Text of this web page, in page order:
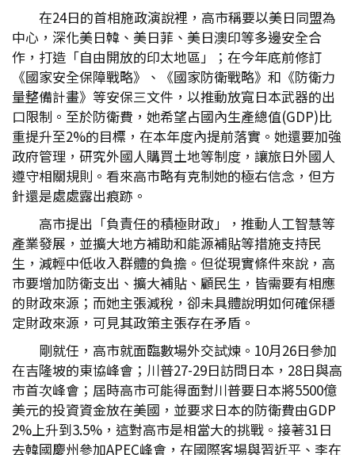
在24日的首相施政演說裡，高市稱要以美日同盟為
中心，深化美日韓、美日菲、美日澳印等多邊安全合
作，打造「自由開放的印太地區」；在今年底前修訂
《國家安全保障戰略》、《國家防衛戰略》和《防衛力
量整備計畫》等安保三文件，以推動放寬日本武器的出
口限制。至於防衛費，她希望占國內生產總值(GDP)比
重提升至2%的目標，在本年度內提前落實。她還要加強
政府管理，研究外國人購買土地等制度，讓旅日外國人
遵守相關規則。看來高市略有克制她的極右信念，但方
針還是處處露出痕跡。
高市提出「負責任的積極財政」，推動人工智慧等
產業發展，並擴大地方補助和能源補貼等措施支持民
生，減輕中低收入群體的負擔。但從現實條件來說，高
市要增加防衛支出、擴大補貼、顧民生，皆需要有相應
的財政來源；而她主張減稅，卻未具體說明如何確保穩
定財政來源，可見其政策主張存在矛盾。
剛就任，高市就面臨數場外交試煉。10月26日參加
在吉隆坡的東協峰會；川普27-29日訪問日本，28日與高
市首次峰會；屆時高市可能得面對川普要日本將5500億
美元的投資資金放在美國，並要求日本的防衛費由GDP
2%上升到3.5%，這對高市是相當大的挑戰。接著31日
去韓國慶州參加APEC峰會，在國際客場與習近平、李在